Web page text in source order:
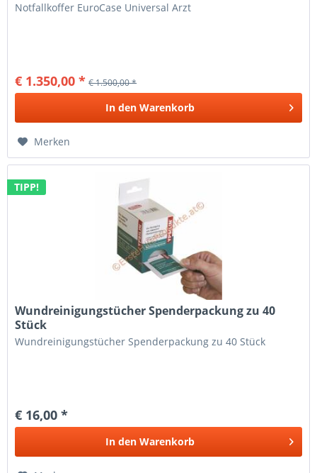
Notfallkoffer EuroCase Universal Arzt
€ 1.350,00 * € 1.500,00 *
In den Warenkorb
Merken
TIPP!
Wundreinigungstücher Spenderpackung zu 40
Stück
Wundreinigungstücher Spenderpackung zu 40 Stück
€ 16,00 *
In den Warenkorb